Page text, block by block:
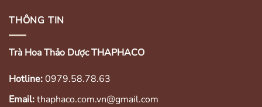
THÔNG TIN
Trà Hoa Thảo Dược THAPHACO
Hotline:0979.58.78.63
Email:thaphaco.com.vn@gmail.com